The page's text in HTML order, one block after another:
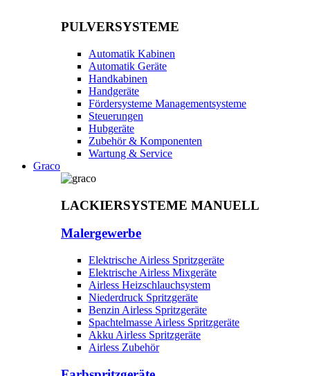
PULVERSYSTEME
Automatik Kabinen
Automatik Geräte
Handkabinen
Handgeräte
Fördersysteme Managementsysteme
Steuerungen
Hubgeräte
Zubehör & Komponenten
Wartung & Service
Graco
LACKIERSYSTEME MANUELL
Malergewerbe
Elektrische Airless Spritzgeräte
Elektrische Airless Mixgeräte
Airless Heizschlauchsystem
Niederdruck Spritzgeräte
Benzin Airless Spritzgeräte
Spachtelmasse Airless Spritzgeräte
Akku Airless Spritzgeräte
Airless Zubehör